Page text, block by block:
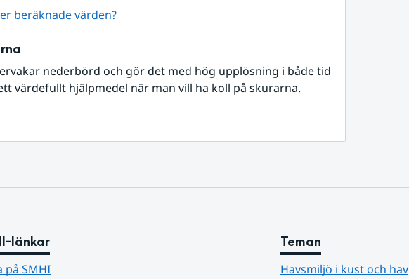
beräknade värden?
nederbörd och gör det med hög upplösning i både tid
värdefullt hjälpmedel när man vill ha koll på skurarna.
länkar
på SMHI
Teman
Havsmiljö i kust och hav